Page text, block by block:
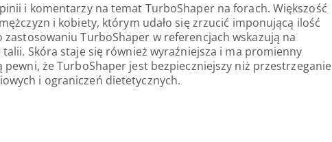
i komentarzy na temat TurboShaper na forach. Większość
i kobiety, którym udało się zrzucić imponującą ilość
TurboShaper w referencjach wskazują na
Skóra staje się również wyraźniejsza i ma promienny
pewni, że TurboShaper jest bezpieczniejszy niż przestrzeganie
i ograniczeń dietetycznych.